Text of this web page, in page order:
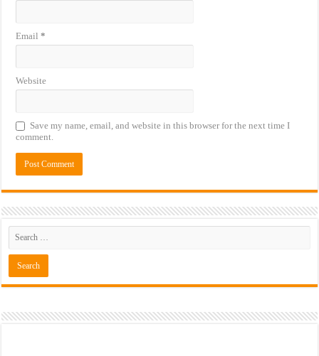
Email*
Website
Save my name, email, and website in this browser for the next time I
comment.